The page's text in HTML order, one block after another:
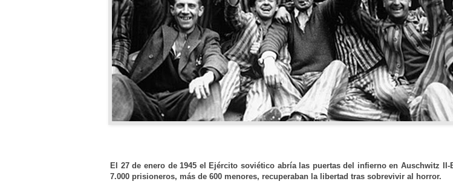
El 27 de enero de 1945 el Ejército soviético abría las puertas del infierno en Auschwitz II-
7.000 prisioneros, más de 600 menores, recuperaban la libertad tras sobrevivir al horror.